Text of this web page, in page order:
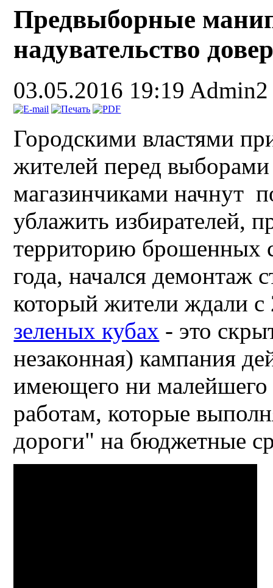
Предвыборные
надувательство
03.05.2016 19:19 Admin2
Городскими властями
жителей перед
магазинчиками начнут
ублажить избирателей,
территорию брошенных
года, начался демонтаж
который жители ждали с
зеленых кубах - это
незаконная) кампания
имеющего ни
работам, которые
дороги" на бюджетные